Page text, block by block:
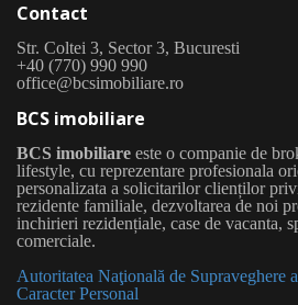
Contact
Str. Coltei 3, Sector 3, Bucuresti
+40 (770) 990 990
office@bcsimobiliare.ro
BCS imobiliare
BCS imobiliare este o companie de
lifestyle, cu reprezentare profesionala
personalizata a solicitarilor clienților
rezidente familiale, dezvoltarea de noi
inchirieri rezidențiale, case de vacanta,
comerciale.
Autoritatea Naţională de Supraveghere
Caracter Personal